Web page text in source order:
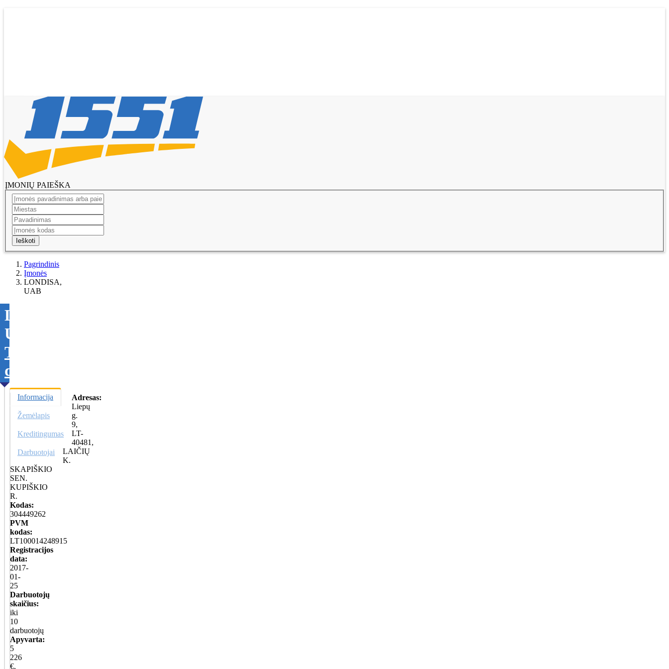
ĮMONIŲ PAIEŠKA
Ieškoti
Pagrindinis
Įmonės
LONDISA,
UAB
LONDISA,
UAB
Tikslinti
duomenis
Informacija
Žemėlapis
Kreditingumas
Darbuotojai
Adresas:
Liepų
g.
9,
LT-
40481,
LAIČIŲ
K.
SKAPIŠKIO
SEN.
KUPIŠKIO
R.
Kodas:
304449262
PVM
kodas:
LT100014248915
Registracijos
data:
2017-
01-
25
Darbuotojų
skaičius:
iki
10
darbuotojų
Apyvarta:
5
226
€,